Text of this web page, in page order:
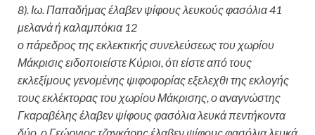
8). Ιω. Παπαδήμας έλαβεν ψίφους λευκούς φασόλια41
μελανάή καλαμπόκια 12
ο πάρεδρος της εκλεκτικής συνελεύσεως του χωρίου
Μάκρισις ειδοποιείστε Κύριοι, ότιείστεαπό τους
εκλεξίμους γενομένης ψιφοφορίας εξελεχθι της εκλογής
τους εκλέκτορας του χωρίου Μάκρισης, ο αναγνώστης
Γκαραβέληςέλαβεν ψίφους φασόλιαλευκά πεντήκοντα